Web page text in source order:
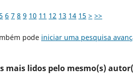
5 6 7 8 9 10 11 12 13 14 15 > >>
pode iniciar uma pesquisa
mais lidos pelo mesmo(s)